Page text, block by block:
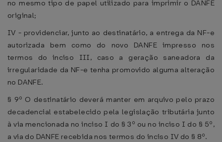
no mesmo tipo de papel utilizado para imprimir o DANFE
original;
IV - providenciar, junto ao destinatário, a entrega da NF-e
autorizada bem como do novo DANFE impresso nos
termos do inciso III, caso a geração saneadora da
irregularidade da NF-e tenha promovido alguma alteração
no DANFE.
§ 9º O destinatário deverá manter em arquivo pelo prazo
decadencial estabelecido pela legislação tributária junto
à via mencionada no inciso I do § 3º ou no inciso I do § 5º,
a via do DANFE recebida nos termos do inciso IV do § 8º.